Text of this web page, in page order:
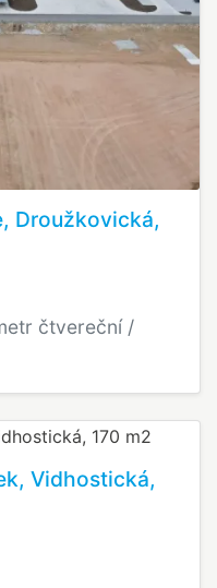
Droužkovická,
čtvereční /
Vidhostická,